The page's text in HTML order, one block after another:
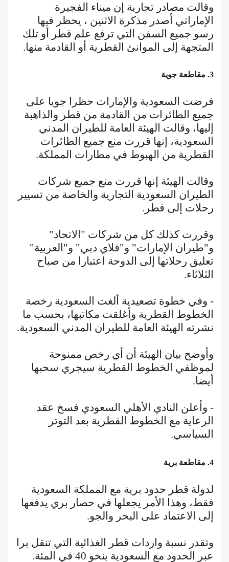
وقالت مصادر تجارية إن ميناء الفجيرة
الإماراتي أصدر مذكرة الاثنين ، يحظر فيها
رسو جميع السفن التي ترفع علم قطر أو تلك
المتجهة إلى الموانئ القطرية أو القادمة منها.
3. مقاطعة جوية
فرضت السعودية والإمارات حظرا جويا على
جميع الطائرات من القادمة من قطر والذاهبة
إليها، وقالت الهيئة العامة للطيران المدني
السعودية، إنها قررت منع جميع الطائرات
القطرية من الهبوط في مطارات المملكة.
وقالت الهيئة إنها قررت منع جميع شركات
الطيران السعودية التجارية والخاصة من تسيير
رحلات إلى قطر.
وقررت كذلك كل من شركات "الاتحاد"
و"طيران الإمارات" و"فلاي دبي" و"العربية"
تعليق رحلاتها إلى الدوحة اعتبارا من صباح
الثلاثاء.
- وفي خطوة تصعيدية ألغت السعودية رخصة
الخطوط القطرية وأغلقت مكاتبها، بحسب ما
نشرته الهيئة العامة للطيران المدني السعودية.
وأوضح بيان الهيئة أن أي رخص ممنوحة
لموظفي الخطوط القطرية سيجري سحبها
أيضا.
- وأعلن النادي الأهلي السعودي فسخ عقد
الرعاية مع الخطوط القطرية بعد التوتر
السياسي.
4. مقاطعة برية
لدولة قطر حدود برية مع المملكة السعودية
فقط، وهذا الأمر يجعلها في حصار بري يدفعها
إلى الاعتماد على البحر والجو.
وتقدر نسبة واردات قطر الغذائية التي تنقل برا
عبر الحدود مع السعودية بنحو 40 في المئة.